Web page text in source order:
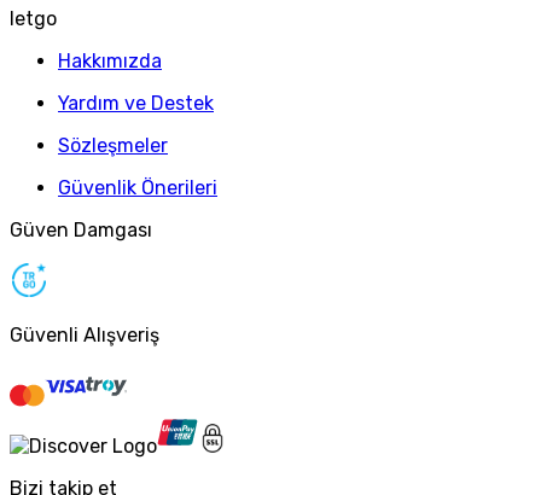
letgo
Hakkımızda
Yardım ve Destek
Sözleşmeler
Güvenlik Önerileri
Güven Damgası
Güvenli Alışveriş
Bizi takip et